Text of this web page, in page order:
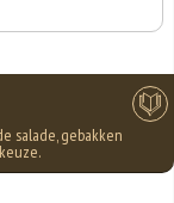
salade, gebakken